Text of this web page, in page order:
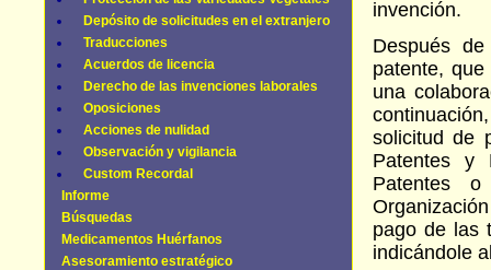
Depósito de solicitudes en el extranjero
Traducciones
Acuerdos de licencia
Derecho de las invenciones laborales
Oposiciones
Acciones de nulidad
Observación y vigilancia
Custom Recordal
Informe
Búsquedas
Medicamentos Huérfanos
Asesoramiento estratégico
invención.
Después
patente,
una
solicitud de
Patentes y
Patentes
pago de las
indicándole